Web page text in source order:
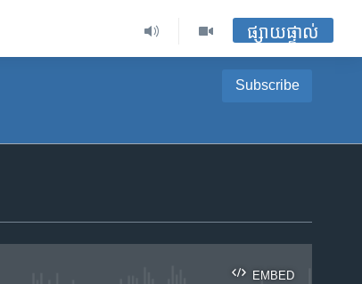
ផ្សាយផ្ទាល់
Subscribe
EMBED